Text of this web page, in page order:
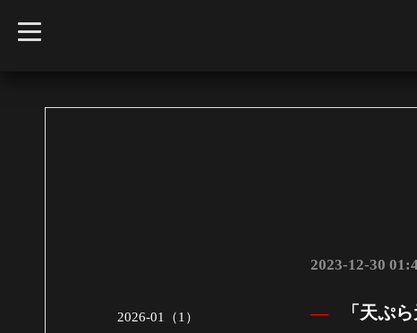
t
o
2023-12-30
「天ぷ
2026-01（1）